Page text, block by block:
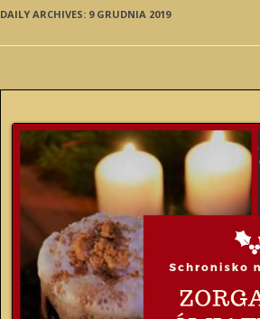
DAILY ARCHIVES: 9 GRUDNIA 2019